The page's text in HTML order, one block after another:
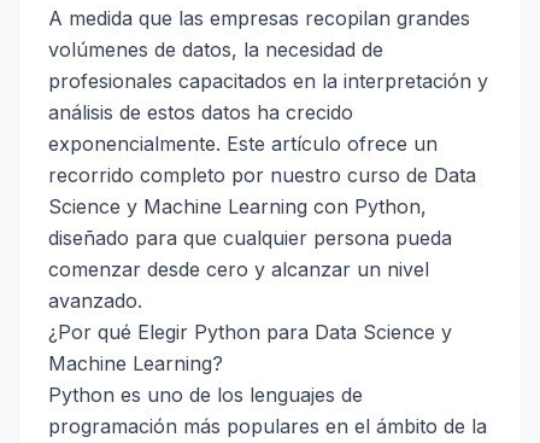
A medida que las empresas recopilan grandes
volúmenes de datos, la necesidad de
profesionales capacitados en la interpretación y
análisis de estos datos ha crecido
exponencialmente. Este artículo ofrece un
recorrido completo por nuestro curso de Data
Science y Machine Learning con Python,
diseñado para que cualquier persona pueda
comenzar desde cero y alcanzar un nivel
avanzado.
¿Por qué Elegir Python para Data Science y
Machine Learning?
Python es uno de los lenguajes de
programación más populares en el ámbito de la